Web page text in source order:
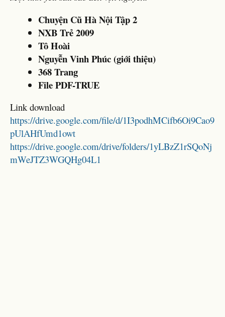
Chuyện Cũ Hà Nội Tập 2
NXB Trẻ 2009
Tô Hoài
Nguyễn Vinh Phúc (giới thiệu)
368 Trang
File PDF-TRUE
Link download
https://drive.google.com/file/d/1I3podhMCifb6Oi9Cao9
pUlAHfUmd1owt
https://drive.google.com/drive/folders/1yLBzZ1rSQoNj
mWeJTZ3WGQHg04L1